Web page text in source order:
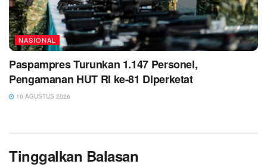
NASIONAL
Paspampres Turunkan 1.147 Personel,
Pengamanan HUT RI ke-81 Diperketat
10 AGUSTUS 2026
Tinggalkan Balasan